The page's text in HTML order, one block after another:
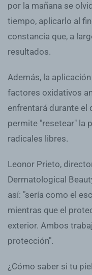
por la mañana se
tiempo, aplicarlo al
constancia que, a
resultados.
Además, la
factores oxidativos
enfrentará durante el
permite "resetear" la
radicales libres.
Leonor Prieto,
Dermatological
así: "sería como el
mientras que el
exterior. Ambos
protección".
¿Cómo saber si tu